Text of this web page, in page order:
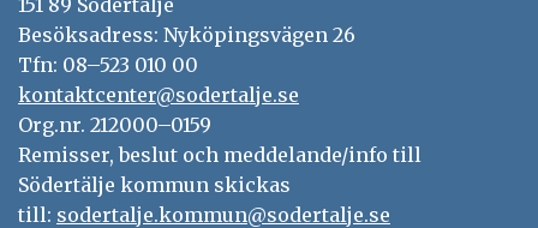
Besöksadress: Nyköpingsvägen 26
Tfn: 08–523 010 00
kontaktcenter@sodertalje.se
Org.nr. 212000–0159
Remisser, beslut och meddelande/info till
Södertälje kommun skickas
till: sodertalje.kommun@sodertalje.se